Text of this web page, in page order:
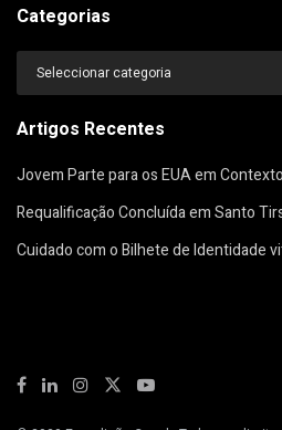
Categorias
Categorias
Artigos Recentes
Jovem Parte para os EUA em
Requalificação Concluída em Santo
Cuidado com o Bilhete de Identidade